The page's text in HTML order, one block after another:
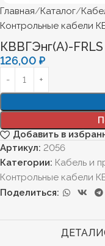
Главная Каталог
Контрольные кабели
КВВГЭнг(А)-FRLS
126,00 ₽
Добавить в
Артикул: 2056
Категории: Кабель и
Контрольные кабели
Поделиться:
ДЕТАЛИ